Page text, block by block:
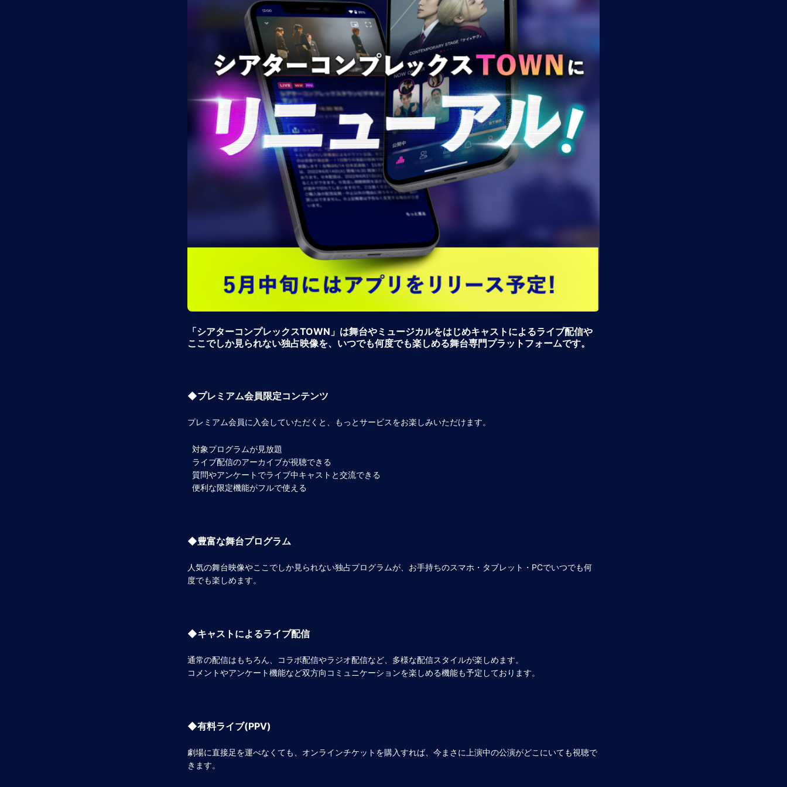
「シアターコンプレックスTOWN」は舞台やミュージカルをはじめキャストによるライブ配信や
ここでしか見られない独占映像を、いつでも何度でも楽しめる舞台専門プラットフォームです。
◆プレミアム会員限定コンテンツ
プレミアム会員に入会していただくと、もっとサービスをお楽しみいただけます。
対象プログラムが見放題
ライブ配信のアーカイブが視聴できる
質問やアンケートでライブ中キャストと交流できる
便利な限定機能がフルで使える
◆豊富な舞台プログラム
人気の舞台映像やここでしか見られない独占プログラムが、お手持ちのスマホ・タブレット・PCでいつでも何
度でも楽しめます。
◆キャストによるライブ配信
通常の配信はもちろん、コラボ配信やラジオ配信など、多様な配信スタイルが楽しめます。
コメントやアンケート機能など双方向コミュニケーションを楽しめる機能も予定しております。
◆有料ライブ(PPV)
劇場に直接足を運べなくても、オンラインチケットを購入すれば、今まさに上演中の公演がどこにいても視聴で
きます。